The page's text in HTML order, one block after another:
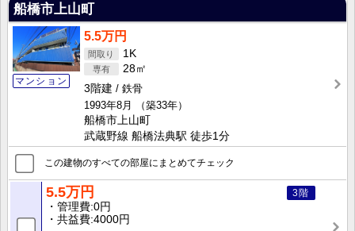
船橋市上山町
マンション
5.5万円
1K
28㎡
3階建
鉄骨
1993年8月
（築33年）
船橋市上山町
武蔵野線 船橋法典駅 徒歩1分
この建物のすべての部屋にまとめてチェック
3階
5.5万円
管理費 0円
共益費 4000円